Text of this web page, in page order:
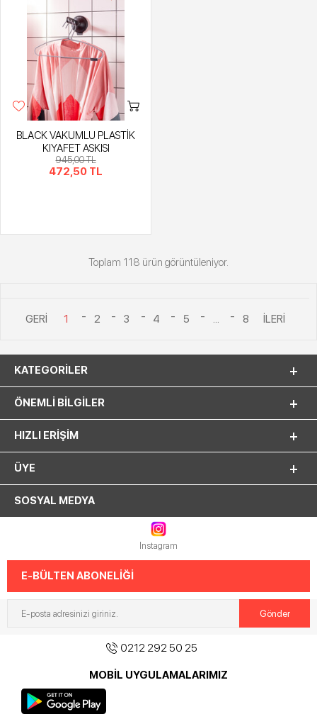
BLACK VAKUMLU PLASTİK
KIYAFET ASKISI
945,00 TL
472,50 TL
Toplam 118 ürün görüntüleniyor.
1 2 3 4 5 ... 8
KATEGORILER
ÖNEMLI BILGILER
HIZLI ERIŞIM
ÜYE
SOSYAL MEDYA
Instagram
E-BÜLTEN ABONELİĞİ
0212 292 50 25
MOBİL UYGULAMALARIMIZ